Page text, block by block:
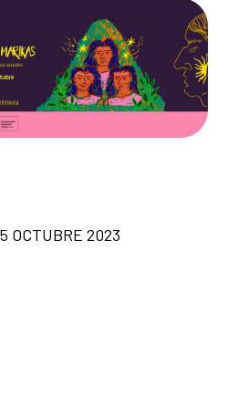
OCTUBRE 2023